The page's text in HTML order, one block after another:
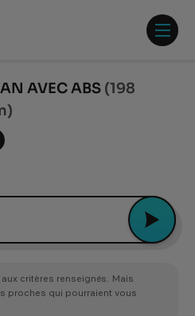
AVEC ABS (198
critères renseignés. Mais
proches qui pourraient vous